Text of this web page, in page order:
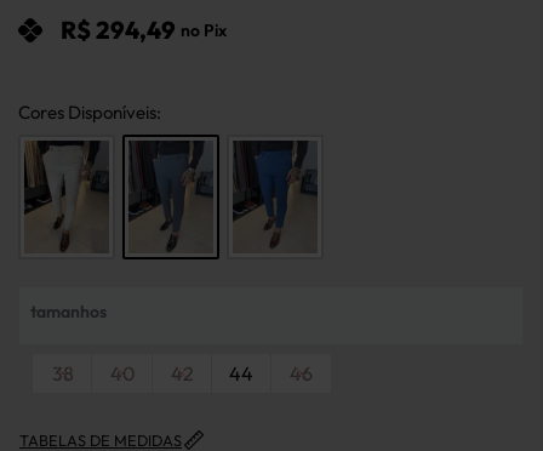
R$ 294,49 no Pix
cores
tamanhos
38 40 42 44 46
TABELAS DE MEDIDAS